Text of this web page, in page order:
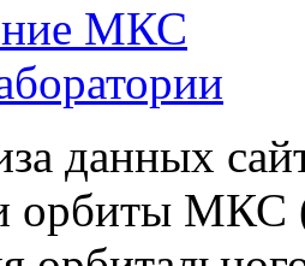
МКС
данных
орбиты МКС